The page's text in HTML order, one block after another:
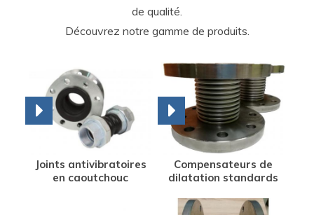
de qualité.
Découvrez notre gamme de produits.
Joints antivibratoires
en caoutchouc
Compensateurs de
dilatation standards